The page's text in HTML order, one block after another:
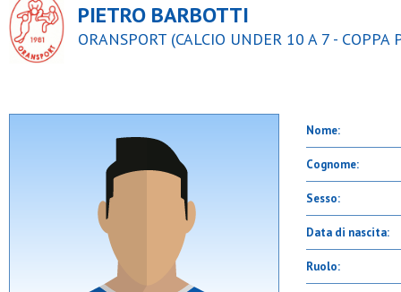
PIETRO BARBOTTI
ORANSPORT (CALCIO UNDER 10 A 7 - COPPA
Nome:
Cognome:
Sesso:
Data di nascita:
Ruolo: